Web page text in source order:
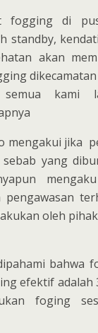
di
standby,
akan
kami
mengakui jika
yang
oleh
bahwa
efektif adalah
foging